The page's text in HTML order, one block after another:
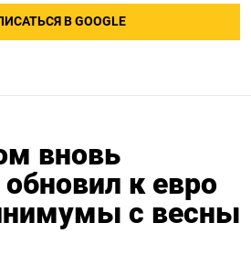
В GOOGLE
вновь
к евро
с весны